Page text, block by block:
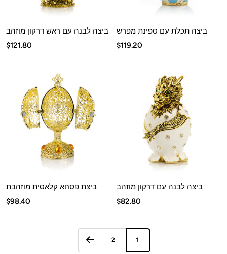
ביצה תכלת עם ספינת מפרש
מחיר
$119.20
ביצה לבנה עם ראש דרקון מוזהב
מחיר
$121.80
ביצה לבנה עם דרקון מוזהב
מחיר
$82.80
ביצת פסחא קלאסית מוזהבת
מחיר
$98.40
1
2